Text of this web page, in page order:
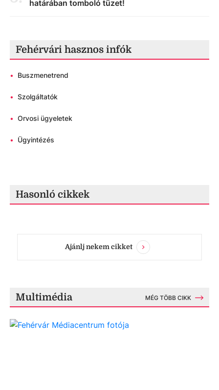
határában tomboló tüzet!
Fehérvári hasznos infók
• Buszmenetrend
• Szolgáltatók
• Orvosi ügyeletek
• Ügyintézés
Hasonló cikkek
Ajánlj nekem cikket
Multimédia MÉG TÖBB CIKK